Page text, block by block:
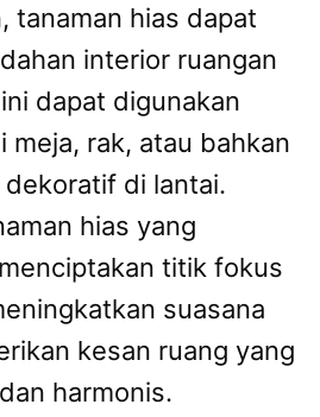
tanaman hias dapat
interior ruangan
dapat digunakan
meja, rak, atau bahkan
di lantai.
hias yang
titik fokus
suasana
kesan ruang yang
harmonis.